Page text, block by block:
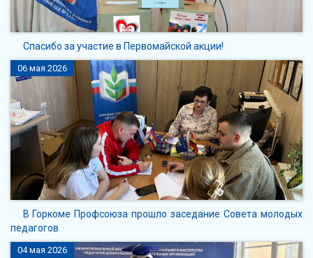
Спасибо за участие в Первомайской акции!
06 мая 2026
В Горкоме Профсоюза прошло заседание Совета молодых
педагогов
04 мая 2026